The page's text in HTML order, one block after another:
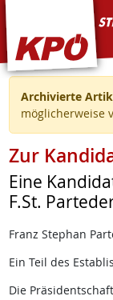
KPÖ Steiermark
Archivierte
möglicherweise
Zur
Eine
F.St.
Franz Stephan
Ein Teil des
Die